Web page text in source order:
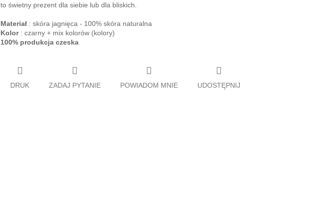
to świetny prezent dla siebie lub dla bliskich.
Materiał : skóra jagnięca - 100% skóra naturalna
Kolor: czarny + mix kolorów (kolory)
100% produkcja czeska
DRUK ZADAJ PYTANIE POWIADOM MNIE UDOSTĘPNIJ